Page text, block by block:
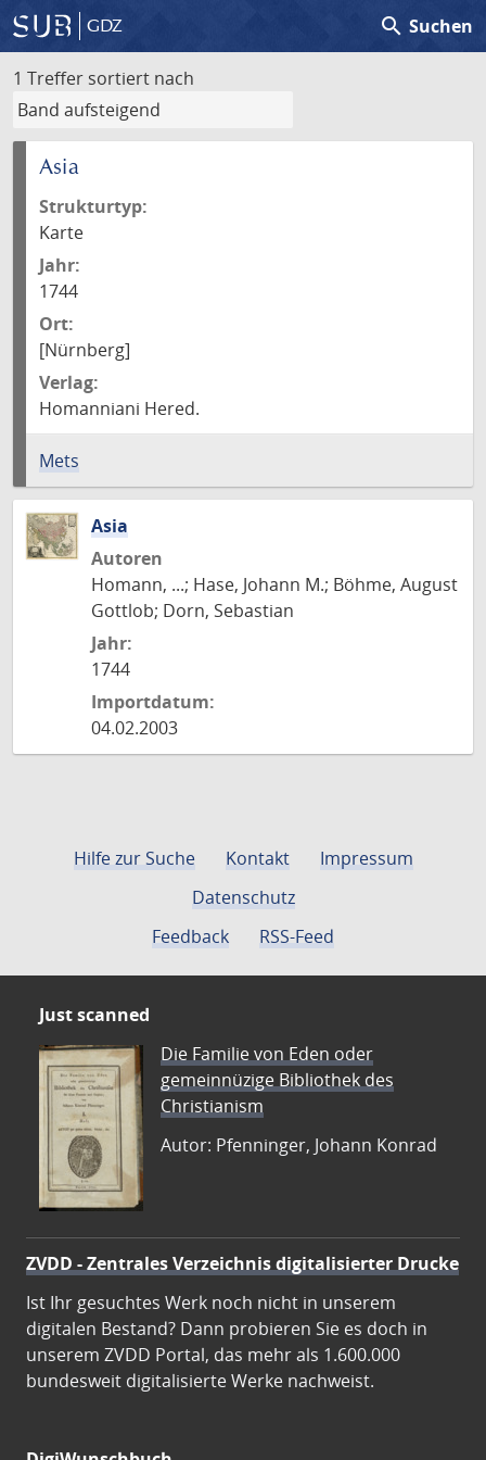
GDZ search Suchen
1 Treffer sortiert nach
Asia
Strukturtyp:
Karte
Jahr:
1744
Ort:
[Nürnberg]
Verlag:
Homanniani Hered.
Mets
Asia
Autoren
Homann, ...; Hase, Johann M.; Böhme, August
Gottlob; Dorn, Sebastian
Jahr:
1744
Importdatum:
04.02.2003
Hilfe zur Suche Kontakt
Impressum
Datenschutz
Feedback
RSS-Feed
Just scanned
Die Familie von Eden oder
gemeinnüzige Bibliothek des
Christianism
Autor: Pfenninger, Johann Konrad
ZVDD - Zentrales Verzeichnis digitalisierter Drucke
Ist Ihr gesuchtes Werk noch nicht in unserem
digitalen Bestand? Dann probieren Sie es doch in
unserem ZVDD Portal, das mehr als 1.600.000
bundesweit digitalisierte Werke nachweist.